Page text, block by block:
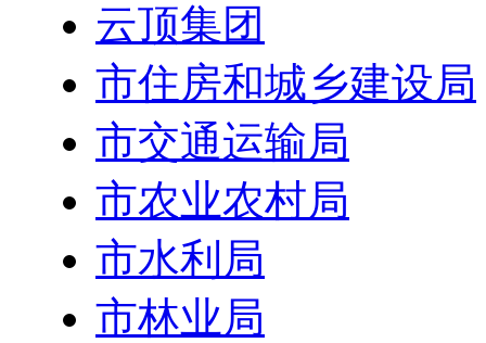
云顶集团
市住房和城乡建设局
市交通运输局
市农业农村局
市水利局
市林业局